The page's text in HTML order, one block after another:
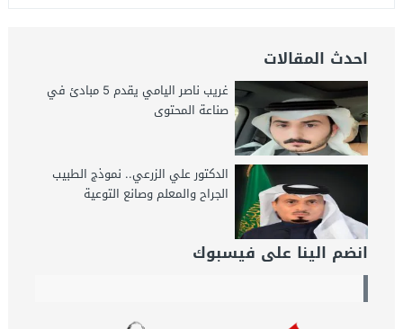
احدث المقالات
غريب ناصر اليامي يقدم 5 مبادئ في
صناعة المحتوى
الدكتور علي الزرعي.. نموذج الطبيب
الجراح والمعلم وصانع التوعية
انضم الينا على فيسبوك